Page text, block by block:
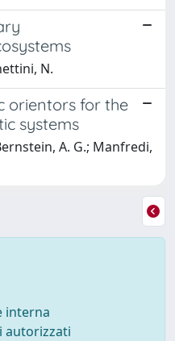
N.
orientors for the
systems
A. G.; Manfredi,
interna
autorizzati